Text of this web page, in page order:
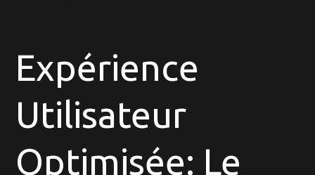
d’une
Expérience
Utilisateur
Optimisée
pour
la
Expérience
Utilisateur
Optimisée: Le